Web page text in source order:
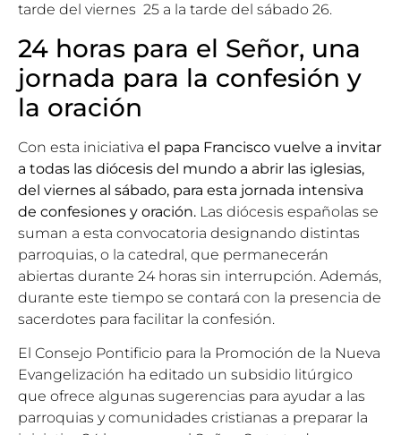
tarde del viernes 25 a la tarde del sábado 26.
24 horas para el Señor, una
jornada para la confesión y
la oración
Con esta iniciativa el papa Francisco vuelve a invitar
a todas las diócesis del mundo a abrir las iglesias,
del viernes al sábado, para esta jornada intensiva
de confesiones y oración. Las diócesis españolas se
suman a esta convocatoria designando distintas
parroquias, o la catedral, que permanecerán
abiertas durante 24 horas sin interrupción. Además,
durante este tiempo se contará con la presencia de
sacerdotes para facilitar la confesión.
El Consejo Pontificio para la Promoción de la Nueva
Evangelización ha editado un subsidio litúrgico
que ofrece algunas sugerencias para ayudar a las
parroquias y comunidades cristianas a preparar la